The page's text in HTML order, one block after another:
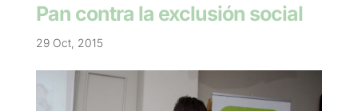
Pan contra la exclusión social
29 Oct, 2015